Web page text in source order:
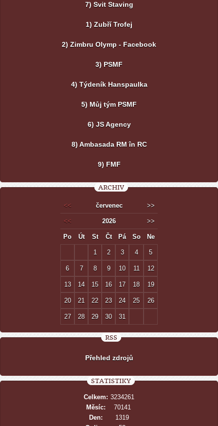
7) Svit Staving
1) Zubří Trofej
2) Zimbru Olymp - Facebook
3) PSMF
4) Týdeník Hanspaulka
5) Můj tým PSMF
6) JS Agency
8) Ambasada RM în RC
9) FMF
ARCHIV
<< červenec >>
<< 2026 >>
Po Út St Čt Pá So Ne
1 2 3 4 5
6 7 8 9 10 11 12
13 14 15 16 17 18 19
20 21 22 23 24 25 26
27 28 29 30 31
RSS
Přehled zdrojů
STATISTIKY
Celkem: 3234261
Měsíc:
70141
Den:
1319